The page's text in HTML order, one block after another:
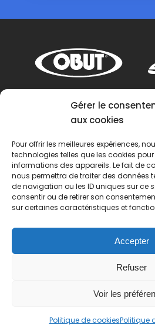
Gérer le
aux cookies
Pour offrir les meilleures expériences,
technologies telles que les cookies
informations des appareils. Le fait de
nous permettra de traiter des données
de navigation ou les ID uniques sur ce
consentir ou de retirer son
sur certaines caractéristiques et
Accepter
Refuser
Voir les
Politique de cookiesPolitique
réservés.